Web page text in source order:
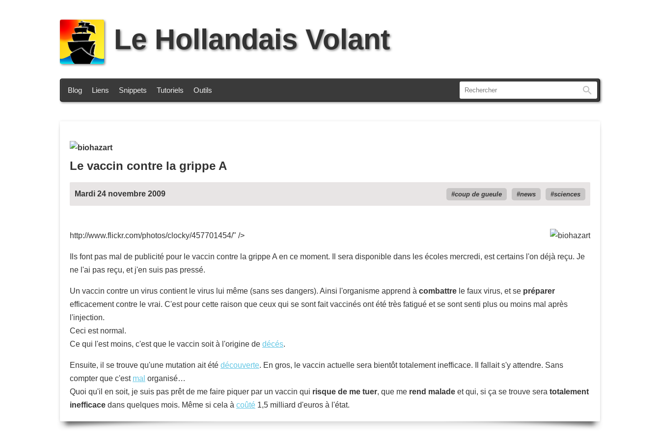
Le Hollandais Volant
Blog Liens Snippets Tutoriels Outils
Le vaccin contre la grippe A
Mardi 24 novembre 2009 coup de gueule news sciences
http://www.flickr.com/photos/clocky/457701454/" />
Ils font pas mal de publicité pour le vaccin contre la grippe A en ce moment. Il sera disponible dans les écoles mercredi, est certains l'on déjà reçu. Je
ne l'ai pas reçu, et j'en suis pas pressé.
Un vaccin contre un virus contient le virus lui même (sans ses dangers). Ainsi l'organisme apprend à combattre le faux virus, et se préparer
efficacement contre le vrai. C'est pour cette raison que ceux qui se sont fait vaccinés ont été très fatigué et se sont senti plus ou moins mal après
l'injection.
Ceci est normal.
Ce qui l'est moins, c'est que le vaccin soit à l'origine de décés.
Ensuite, il se trouve qu'une mutation ait été découverte. En gros, le vaccin actuelle sera bientôt totalement inefficace. Il fallait s'y attendre. Sans
compter que c'est mal organisé…
Quoi qu'il en soit, je suis pas prêt de me faire piquer par un vaccin qui risque de me tuer, que me rend malade et qui, si ça se trouve sera totalement
inefficace dans quelques mois. Même si cela à coûté 1,5 milliard d'euros à l'état.